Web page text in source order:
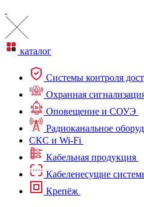
каталог
Системы контроля
Охранная
Оповещение и СОУЭ
Радиоканальное
СКС и Wi-Fi
Кабельная продукция
Кабеленесущие
Крепёж